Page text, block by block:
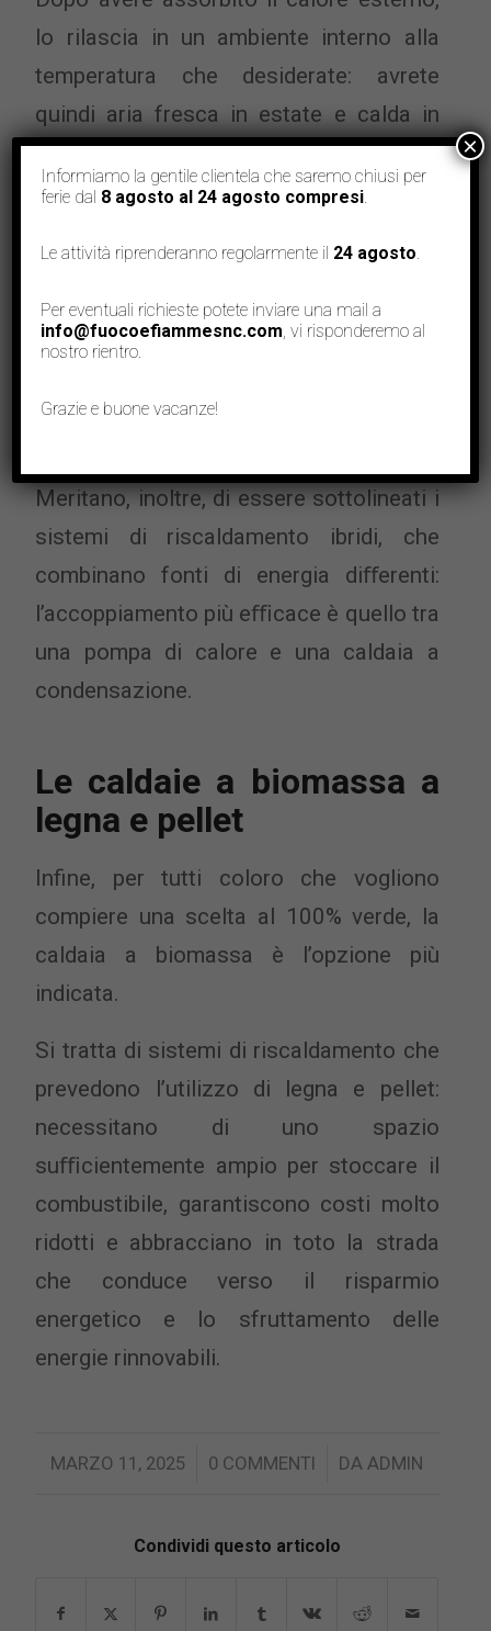
lo rilascia in un ambiente interno alla
temperatura che desiderate: avrete
quindi aria fresca in estate e calda in
inverno.
Le pompe di calore sono ideali per chi
possiede un impianto a riscaldamento a
perfettamente isolata dal punto di vista
termico e ha uno spazio all’aria aperta
suﬃcientemente ampio per
Meritano, inoltre, di essere sottolineati i
sistemi di riscaldamento ibridi, che
combinano fonti di energia diﬀerenti:
l’accoppiamento più eﬃcace è quello tra
una pompa di calore e una caldaia a
condensazione.
Le caldaie a biomassa a
legna e pellet
Infine, per tutti coloro che vogliono
compiere una scelta al 100% verde, la
caldaia a biomassa è l’opzione più
indicata.
Si tratta di sistemi di riscaldamento che
prevedono l’utilizzo di legna e pellet:
necessitano di uno spazio
suﬃcientemente ampio per stoccare il
combustibile, garantiscono costi molto
ridotti e abbracciano in toto la strada
che conduce verso il risparmio
energetico e lo sfruttamento delle
energie rinnovabili.
MARZO 11, 2025
/ 0 COMMENTI
/ DA ADMIN
Condividi questo articolo
Informiamo la gentile clientela che saremo chiusi per
ferie dal 8 agosto al 24 agosto compresi.
Le attività riprenderanno regolarmente il 24 agosto.
Per eventuali richieste potete inviare una mail a
info@fuocoefiammesnc.com, vi risponderemo al
nostro rientro.
Grazie e buone vacanze!
×